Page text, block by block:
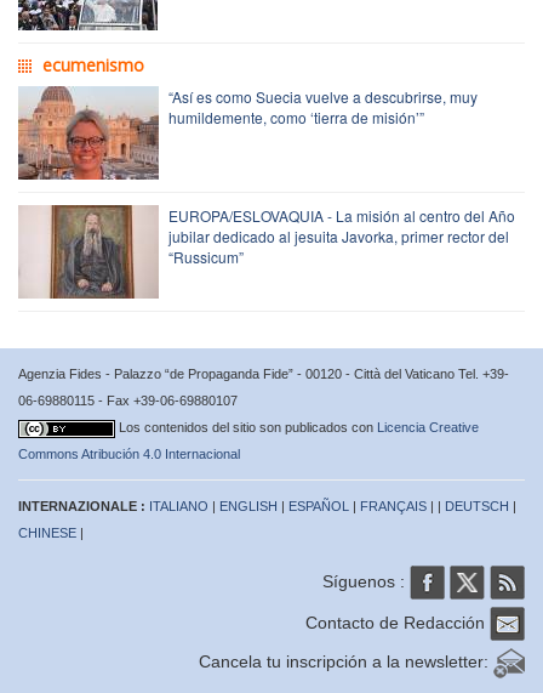
ecumenismo
“Así es como Suecia vuelve a descubrirse, muy
humildemente, como ‘tierra de misión’”
EUROPA/ESLOVAQUIA - La misión al centro del Año
jubilar dedicado al jesuita Javorka, primer rector del
“Russicum”
Agenzia Fides - Palazzo “de Propaganda Fide” - 00120 - Città del Vaticano Tel. +39-
06-69880115 - Fax +39-06-69880107
Los contenidos del sitio son publicados con Licencia Creative
Commons Atribución 4.0 Internacional
INTERNAZIONALE : ITALIANO | ENGLISH | ESPAÑOL | FRANÇAIS | | DEUTSCH |
CHINESE |
Síguenos :
Contacto de Redacción
Cancela tu inscripción a la newsletter: